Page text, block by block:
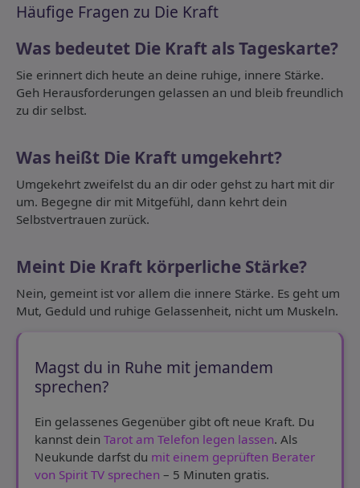
Häufige Fragen zu Die Kraft
Was bedeutet Die Kraft als Tageskarte?
Sie erinnert dich heute an deine ruhige, innere Stärke.
Geh Herausforderungen gelassen an und bleib freundlich
zu dir selbst.
Was heißt Die Kraft umgekehrt?
Umgekehrt zweifelst du an dir oder gehst zu hart mit dir
um. Begegne dir mit Mitgefühl, dann kehrt dein
Selbstvertrauen zurück.
Meint Die Kraft körperliche Stärke?
Nein, gemeint ist vor allem die innere Stärke. Es geht um
Mut, Geduld und ruhige Gelassenheit, nicht um Muskeln.
Magst du in Ruhe mit jemandem
sprechen?
Ein gelassenes Gegenüber gibt oft neue Kraft. Du
kannst dein Tarot am Telefon legen lassen. Als
Neukunde darfst du mit einem geprüften Berater
von Spirit TV sprechen – 5 Minuten gratis.